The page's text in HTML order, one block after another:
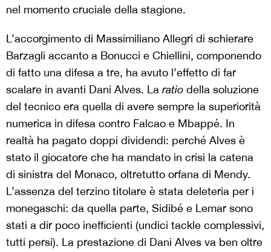
nel momento cruciale della stagione.
L’accorgimento di Massimiliano Allegri di schierare
Barzagli accanto a Bonucci e Chiellini, componendo
di fatto una difesa a tre, ha avuto l’effetto di far
scalare in avanti Dani Alves. La ratio della soluzione
del tecnico era quella di avere sempre la superiorità
numerica in difesa contro Falcao e Mbappé. In
realtà ha pagato doppi dividendi: perché Alves è
stato il giocatore che ha mandato in crisi la catena
di sinistra del Monaco, oltretutto orfana di Mendy.
L’assenza del terzino titolare è stata deleteria per i
monegaschi: da quella parte, Sidibé e Lemar sono
stati a dir poco inefficienti (undici tackle complessivi,
tutti persi). La prestazione di Dani Alves va ben oltre